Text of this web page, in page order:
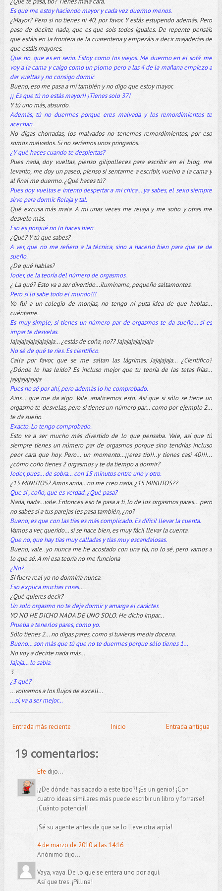
Es que me estoy haciendo mayor y cada vez duermo menos.
¿Mayor? Pero si no tienes ni 40, por favor. Y estás estupendo además. Pero
paso de decirte nada, que es que sois todos iguales. De repente pensáis
que estáis en la frontera de la cuarentena y empezáis a decir majaderías de
que estáis mayores.
Que no, que es en serio. Estoy como los viejos. Me duermo en el sofá, me
voy a la cama y caigo como un plomo pero a las 4 de la mañana empiezo a
dar vueltas y no consigo dormir.
Bueno, eso me pasa a mí también y no digo que estoy mayor.
¡¡ Es que tú no estás mayor!! ¡Tienes solo 37!
Y tú uno más, absurdo.
Además, tú no duermes porque eres malvada y los remordimientos te
acechan.
No digas chorradas, los malvados no tenemos remordimientos, por eso
somos malvados. Si no seríamos unos pringados.
¿Y qué haces cuando te despiertas?
Pues nada, doy vueltas, pienso gilipolleces para escribir en el blog, me
levanto, me doy un paseo, pienso si sentarme a escribir, vuelvo a la cama y
al final me duermo. ¿Qué haces tú?
Pues doy vueltas e intento despertar a mi chica… ya sabes, el sexo siempre
sirve para dormir.Relaja y tal.
Qué excusa más mala. A mi unas veces me relaja y me sobo y otras me
desvelo más.
Eso es porqué no lo haces bien.
¿Qué? Y tú que sabes?
A ver, que no me refiero a la técnica, sino a hacerlo bien para que te de
sueño.
¿De qué hablas?
Joder, de la teoría del número de orgasmos.
¿ La qué? Esto va a ser divertido…ilumíname, pequeño saltamontes.
Pero si lo sabe todo el mundo!!!
Yo fui a un colegio de monjas, no tengo ni puta idea de que hablas…
cuéntame.
Es muy simple, si tienes un número par de orgasmos te da sueño… si es
impar te desvelas.
Jajajajajajajajajaja… ¿estás de coña, no?? Jajajajajajajaja
No sé de qué te ríes. Es científico.
Calla por favor, que se me saltan las lágrimas. Jajajajaja… ¿Científico?
¿Dónde lo has leído? Es incluso mejor que tu teoría de las tetas frías…
jajajajajajaja.
Pues no sé por ahí, pero además lo he comprobado.
Ains… que me da algo. Vale, analicemos esto. Así que si sólo se tiene un
orgasmo te desvelas, pero si tienes un número par… como por ejemplo 2…
te da sueño.
Exacto. Lo tengo comprobado.
Esto va a ser mucho más divertido de lo que pensaba. Vale, así que tú
siempre tienes un número par de orgasmos porque sino tendrías incluso
peor cara que hoy. Pero… un momento…¡¡eres tío!!..y tienes casi 40!!!...
¿cómo coño tienes 2 orgasmos y te da tiempo a dormir?
Joder, pues… de sobra… con 15 minutos entre uno y otro.
¿15 MINUTOS? Amos anda…no me creo nada. ¿15 MINUTOS??
Que si , coño, que es verdad. ¿Qué pasa?
Nada, nada…vale. Entonces eso te pasa a ti, lo de los orgasmos pares… pero
no sabes si a tus parejas les pasa también, ¿no?
Bueno, es que con las tías es más complicado. Es difícil llevar la cuenta.
Vamos a ver, querido… si se hace bien, es muy fácil llevar la cuenta.
Que no, que hay tías muy calladas y tías muy escandalosas.
Bueno, vale..yo nunca me he acostado con una tía, no lo sé, pero vamos a
lo que sé. A mi esa teoría no me funciona
¿No?
Si fuera real yo no dormiría nunca.
Eso explica muchas cosas….
¿Qué quieres decir?
Un solo orgasmo no te deja dormir y amarga el carácter.
YO NO HE DICHO NADA DE UNO SOLO. He dicho impar…
Prueba a tenerlos pares, como yo.
Sólo tienes 2… no digas pares, como si tuvieras media docena.
Bueno… son más que tú que no te duermes porque sólo tienes 1…
No voy a decirte nada más…
Jajaja… lo sabía.
3
¿3 qué?
…volvamos a los flujos de excell…
…si, va a ser mejor…
Entrada más reciente Entrada antigua
Inicio
19 comentarios:
Efe dijo...
¡¿De dónde has sacado a este tipo?! ¡Es un genio! ¡Con
cuatro ideas similares más puede escribir un libro y forrarse!
¡Cuánto potencial!
¡Sé su agente antes de que se lo lleve otra arpía!
4 de marzo de 2010 a las 14:16
Anónimo dijo...
Vaya, vaya. De lo que se entera uno por aquí.
Así que tres. ¡Pillina!